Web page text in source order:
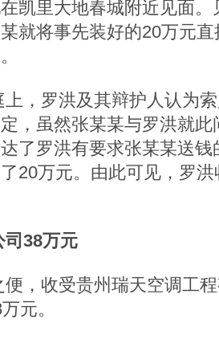
凯里大地春城附近见面
就将事先装好的20万元
，罗洪及其辩护人认为
，虽然张某某与罗洪就
了罗洪有要求张某某送
20万元。由此可见，罗
司38万元
便，收受贵州瑞天空调工
元。